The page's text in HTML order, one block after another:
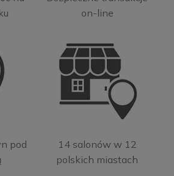
on-line
pod
14 salonów w 12
polskich miastach